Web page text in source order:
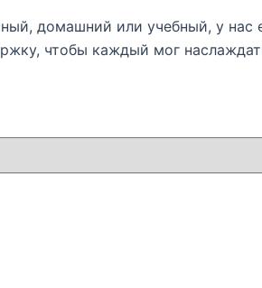
домашний или учебный, у
чтобы каждый мог